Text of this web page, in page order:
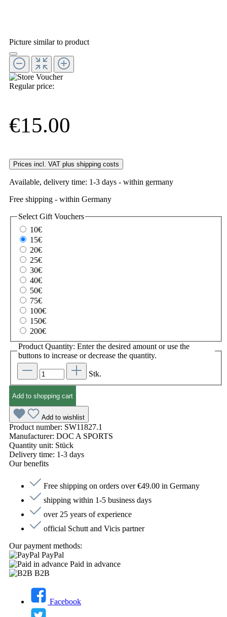
Picture similar to product
Regular price:
€15.00
Prices incl. VAT plus shipping costs
Available, delivery time: 1-3 days - within germany
Free shipping - within Germany
Select Gift Vouchers
10€
15€
20€
25€
30€
40€
50€
75€
100€
150€
200€
Product Quantity: Enter the desired amount or use the
buttons to increase or decrease the quantity.
Stk.
Add to shopping cart
Add to wishlist
Product number: SW11827.1
Manufacturer: DOC A SPORTS
Quantity unit: Stück
Delivery time: 1-3 days
Our benefits
Free shipping on orders over €49.00 in Germany
shipping within 1-5 business days
over 25 years of experience
official Schutt and Vicis partner
Our payment methods:
PayPal
Paid in advance
B2B
Facebook